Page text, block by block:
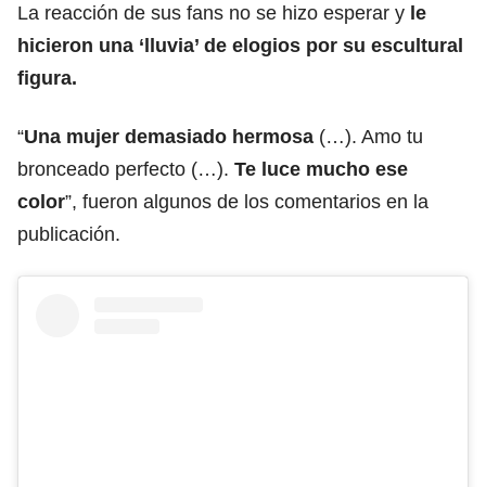
La reacción de sus fans no se hizo esperar y le
hicieron una ‘lluvia’ de elogios por su escultural
figura.
“Una mujer demasiado hermosa (…). Amo tu
bronceado perfecto (…). Te luce mucho ese
color”, fueron algunos de los comentarios en la
publicación.